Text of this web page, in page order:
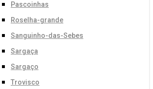
Pascoinhas
Roselha-grande
Sanguinho-das-Sebes
Sargaça
Sargaço
Trovisco